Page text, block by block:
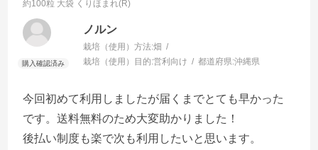
約100粒 大袋 くりほまれ(R)
ノルン
栽培（使用）方法:畑
栽培（使用）目的:営利向け 都道府県:沖縄県
今回初めて利用しましたが届くまでとても早かった
です。送料無料のため大変助かりました！
後払い制度も楽で次も利用したいと思います。